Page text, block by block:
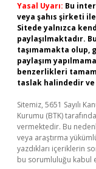
Yasal Uyarı: Bu
veya şahıs şirketi
Sitede yalnızca
paylaşılmaktadır.
taşımamakta olup,
paylaşım
benzerlikleri
taslak halindedir
Sitemiz, 5651 Sayılı
Kurumu (BTK)
vermektedir. Bu
veya araştırma
yazdıkları içeriklerin
bu sorumluluğu kabul